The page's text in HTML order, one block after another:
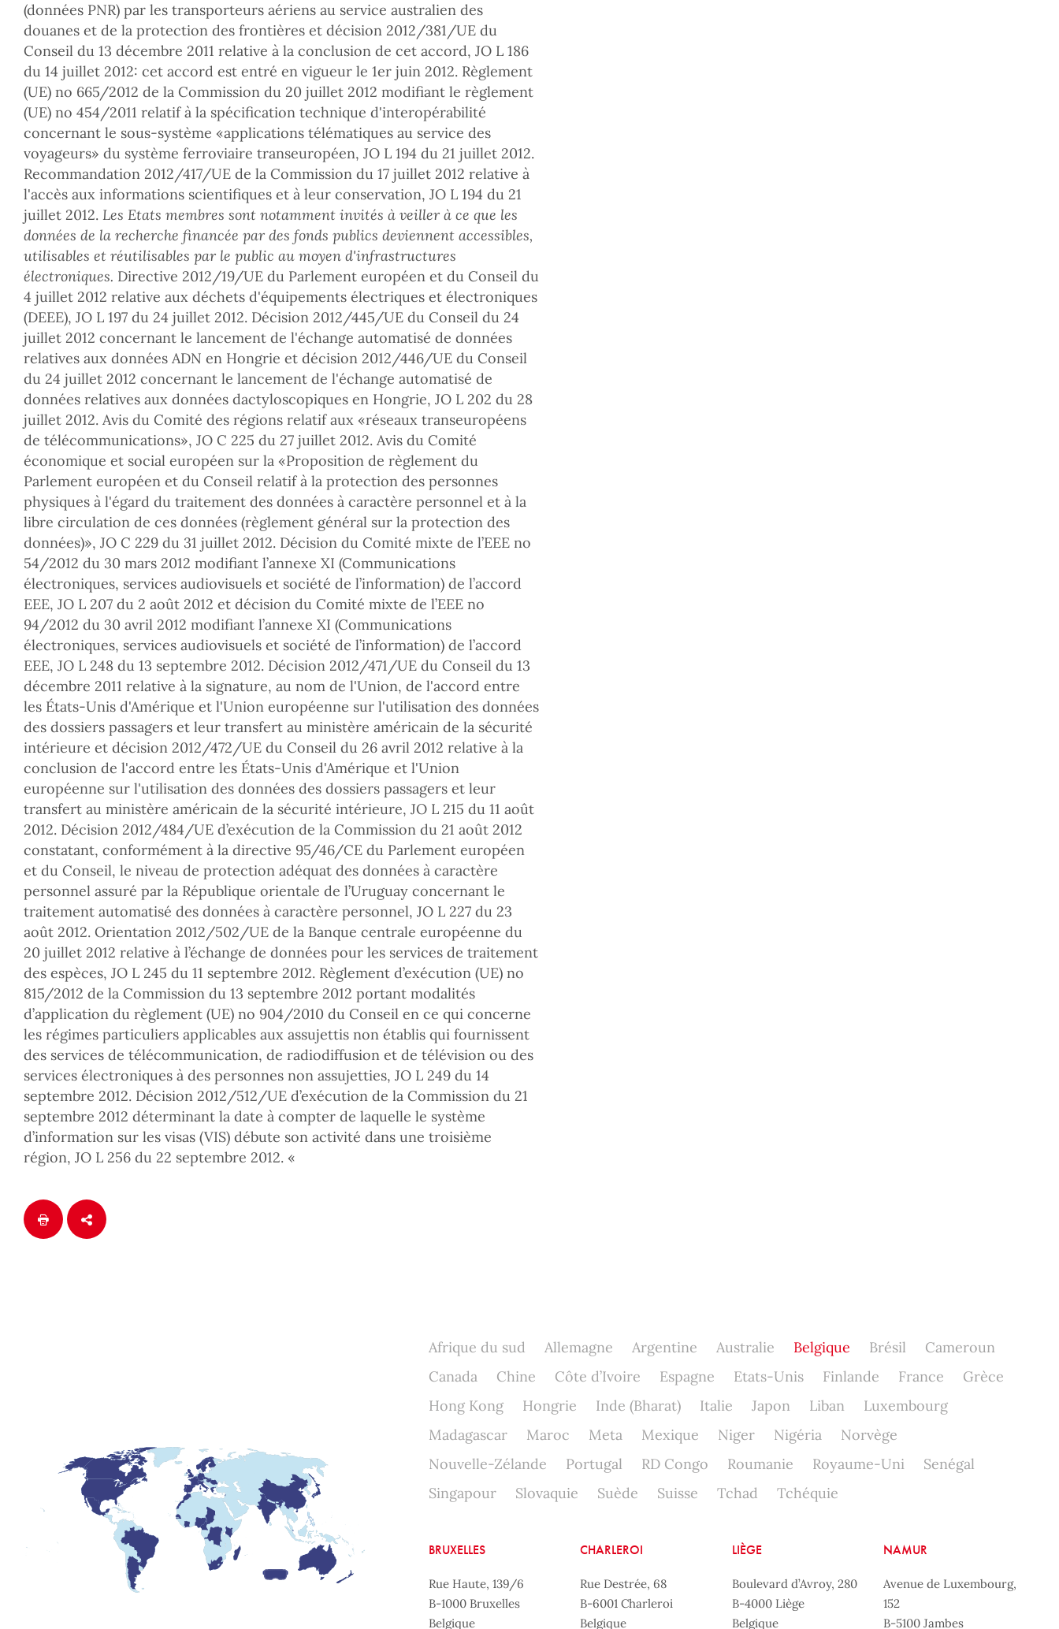
(données PNR) par les transporteurs aériens au service australien des
douanes et de la protection des frontières et décision 2012/381/UE du
Conseil du 13 décembre 2011 relative à la conclusion de cet accord, JO L 186
du 14 juillet 2012: cet accord est entré en vigueur le 1er juin 2012. Règlement
(UE) no 665/2012 de la Commission du 20 juillet 2012 modifiant le règlement
(UE) no 454/2011 relatif à la spécification technique d'interopérabilité
concernant le sous-système «applications télématiques au service des
voyageurs» du système ferroviaire transeuropéen, JO L 194 du 21 juillet 2012.
Recommandation 2012/417/UE de la Commission du 17 juillet 2012 relative à
l'accès aux informations scientifiques et à leur conservation, JO L 194 du 21
juillet 2012. Les Etats membres sont notamment invités à veiller à ce que les
données de la recherche financée par des fonds publics deviennent accessibles,
utilisables et réutilisables par le public au moyen d'infrastructures
électroniques. Directive 2012/19/UE du Parlement européen et du Conseil du
4 juillet 2012 relative aux déchets d'équipements électriques et électroniques
(DEEE), JO L 197 du 24 juillet 2012. Décision 2012/445/UE du Conseil du 24
juillet 2012 concernant le lancement de l'échange automatisé de données
relatives aux données ADN en Hongrie et décision 2012/446/UE du Conseil
du 24 juillet 2012 concernant le lancement de l'échange automatisé de
données relatives aux données dactyloscopiques en Hongrie, JO L 202 du 28
juillet 2012. Avis du Comité des régions relatif aux «réseaux transeuropéens
de télécommunications», JO C 225 du 27 juillet 2012. Avis du Comité
économique et social européen sur la «Proposition de règlement du
Parlement européen et du Conseil relatif à la protection des personnes
physiques à l'égard du traitement des données à caractère personnel et à la
libre circulation de ces données (règlement général sur la protection des
données)», JO C 229 du 31 juillet 2012. Décision du Comité mixte de l’EEE no
54/2012 du 30 mars 2012 modifiant l’annexe XI (Communications
électroniques, services audiovisuels et société de l’information) de l’accord
EEE, JO L 207 du 2 août 2012 et décision du Comité mixte de l’EEE no
94/2012 du 30 avril 2012 modifiant l’annexe XI (Communications
électroniques, services audiovisuels et société de l’information) de l’accord
EEE, JO L 248 du 13 septembre 2012. Décision 2012/471/UE du Conseil du 13
décembre 2011 relative à la signature, au nom de l'Union, de l'accord entre
les États-Unis d'Amérique et l'Union européenne sur l'utilisation des données
des dossiers passagers et leur transfert au ministère américain de la sécurité
intérieure et décision 2012/472/UE du Conseil du 26 avril 2012 relative à la
conclusion de l'accord entre les États-Unis d'Amérique et l'Union
européenne sur l'utilisation des données des dossiers passagers et leur
transfert au ministère américain de la sécurité intérieure, JO L 215 du 11 août
2012. Décision 2012/484/UE d’exécution de la Commission du 21 août 2012
constatant, conformément à la directive 95/46/CE du Parlement européen
et du Conseil, le niveau de protection adéquat des données à caractère
personnel assuré par la République orientale de l’Uruguay concernant le
traitement automatisé des données à caractère personnel, JO L 227 du 23
août 2012. Orientation 2012/502/UE de la Banque centrale européenne du
20 juillet 2012 relative à l’échange de données pour les services de traitement
des espèces, JO L 245 du 11 septembre 2012. Règlement d’exécution (UE) no
815/2012 de la Commission du 13 septembre 2012 portant modalités
d’application du règlement (UE) no 904/2010 du Conseil en ce qui concerne
les régimes particuliers applicables aux assujettis non établis qui fournissent
des services de télécommunication, de radiodiffusion et de télévision ou des
services électroniques à des personnes non assujetties, JO L 249 du 14
septembre 2012. Décision 2012/512/UE d’exécution de la Commission du 21
septembre 2012 déterminant la date à compter de laquelle le système
d’information sur les visas (VIS) débute son activité dans une troisième
région, JO L 256 du 22 septembre 2012. «
Afrique du sud Allemagne Argentine Australie Belgique Brésil
Cameroun
Canada
Chine Côte d’Ivoire Espagne Etats-Unis Finlande France
Grèce
Hong Kong
Hongrie Inde (Bharat) Italie Japon Liban
Luxembourg
Madagascar
Maroc Meta Mexique Niger Nigéria
Norvège
Nouvelle-Zélande
Portugal RD Congo Roumanie Royaume-Uni
Senégal
Singapour
Slovaquie Suède Suisse Tchad Tchéquie
BRUXELLES
Rue Haute, 139/6
B-1000 Bruxelles
Belgique
CHARLEROI
Rue Destrée, 68
B-6001 Charleroi
Belgique
LIÈGE
Boulevard d’Avroy, 280
B-4000 Liège
Belgique
NAMUR
Avenue de Luxembourg,
152
B-5100 Jambes